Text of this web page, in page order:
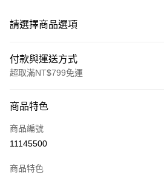
請選擇商品選項
付款與運送方式
超取滿NT$799免運
信用卡一次付款
LINE Pay
商品特色
商品編號
11145500
商品特色